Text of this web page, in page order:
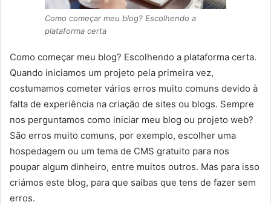
Como começar meu blog? Escolhendo a
plataforma certa
Como começar meu blog? Escolhendo a plataforma certa.
Quando iniciamos um projeto pela primeira vez,
costumamos cometer vários erros muito comuns devido à
falta de experiência na criação de sites ou blogs. Sempre
nos perguntamos como iniciar meu blog ou projeto web?
São erros muito comuns, por exemplo, escolher uma
hospedagem ou um tema de CMS gratuito para nos
poupar algum dinheiro, entre muitos outros. Mas para isso
criámos este blog, para que saibas que tens de fazer sem
erros.